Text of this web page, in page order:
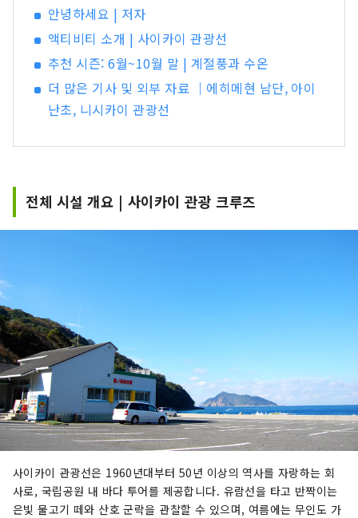
안녕하세요 | 저자
액티비티 소개 | 사이카이 관광선
추천 시즌: 6월~10월 말 | 계절풍과 수온
더 많은 기사 및 외부 자료 ｜에히메현 남단, 아이
난초, 니시카이 관광선
전체 시설 개요 | 사이카이 관광 크루즈
사이카이 관광선은 1960년대부터 50년 이상의 역사를 자랑하는 회
사로, 국립공원 내 바다 투어를 제공합니다. 유람선을 타고 반짝이는
은빛 물고기 떼와 산호 군락을 관찰할 수 있으며, 여름에는 무인도 가